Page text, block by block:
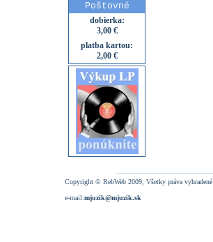
Poštovné
dobierka:
3,00 €
platba kartou:
2,00 €
Copyright © RebWeb 2009; Všetky práva vyhradené
e-mail:mjuzik@mjuzik.sk